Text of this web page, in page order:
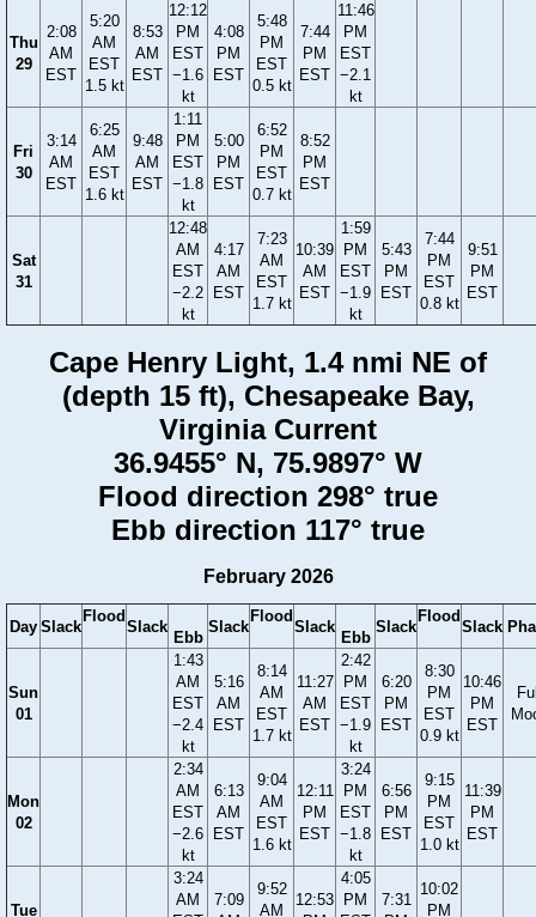
Thu
29
2:08
AM
EST
5:20
AM
EST
1.5 kt
8:53
AM
EST
12:12
PM
EST
−1.6
kt
4:08
PM
EST
5:48
PM
EST
0.5 kt
7:44
PM
EST
11:46
PM
EST
−2.1
kt
Fri
30
3:14
AM
EST
6:25
AM
EST
1.6 kt
9:48
AM
EST
1:11
PM
EST
−1.8
kt
5:00
PM
EST
6:52
PM
EST
0.7 kt
8:52
PM
EST
Sat
31
12:48
AM
EST
−2.2
kt
4:17
AM
EST
7:23
AM
EST
1.7 kt
10:39
AM
EST
1:59
PM
EST
−1.9
kt
5:43
PM
EST
7:44
PM
EST
0.8 kt
9:51
PM
EST
Cape Henry Light, 1.4 nmi NE of
(depth 15 ft), Chesapeake Bay,
Virginia Current
36.9455° N, 75.9897° W
Flood direction 298° true
Ebb direction 117° true
February 2026
Day Slack
Flood
Slack
Ebb
Slack
Flood
Slack
Ebb
Slack
Flood
Slack
Sun
01
1:43
AM
EST
−2.4
kt
5:16
AM
EST
8:14
AM
EST
1.7 kt
11:27
AM
EST
2:42
PM
EST
−1.9
kt
6:20
PM
EST
8:30
PM
EST
0.9 kt
10:46
PM
EST
Mon
02
2:34
AM
EST
−2.6
kt
6:13
AM
EST
9:04
AM
EST
1.6 kt
12:11
PM
EST
3:24
PM
EST
−1.8
kt
6:56
PM
EST
9:15
PM
EST
1.0 kt
11:39
PM
EST
Tue
3:24
AM
7:09
9:52
AM
12:53
4:05
PM
7:31
10:02
PM